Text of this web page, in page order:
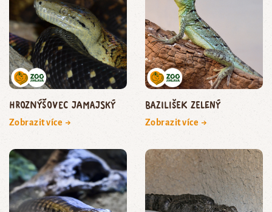
hroznýšovec jamajský
Zobrazit více →
bazilišek zelený
Zobrazit více →